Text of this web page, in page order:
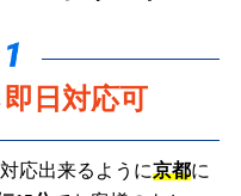
即日対応可
応出来るように京都に